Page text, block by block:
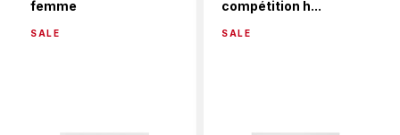
femme
SALE
compétition h...
SALE